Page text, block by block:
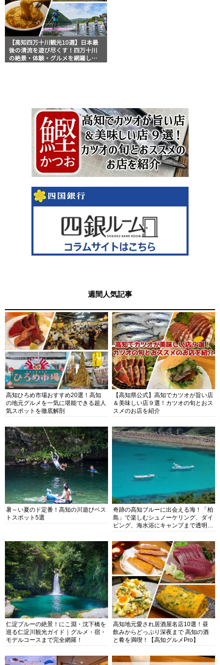
【高知四万十川観光10選】日本最
後の清流を遊び尽くす！四万十川
の絶景・体験・グルメを網羅した
週間人気記事
高知ひろめ市場おすすめ20選！高知
の地元グルメを一気に堪能できる超人
気スポットを徹底解剖
【高知県公式】高知でカツオが旨い店
＆美味しい店９選！カツオの旬とおス
スメのお店を紹介
暑～い夏のド定番！高知の川遊びベス
トスポット5選
奇跡の高知ブルーに出会える海！「柏
島」で楽しむシュノーケリング、ダイ
ビング、海水浴にキャンプまで透明度
仁淀ブルーの絶景！にこ淵・沈下橋を
巡る仁淀川観光ガイド｜グルメ・宿・
モデルコースまで完全網羅！
高知地元愛され居酒屋名店10選！昼
飲みからどっぷり深夜まで 高知の酒
と肴を満喫！【高知グルメPro】